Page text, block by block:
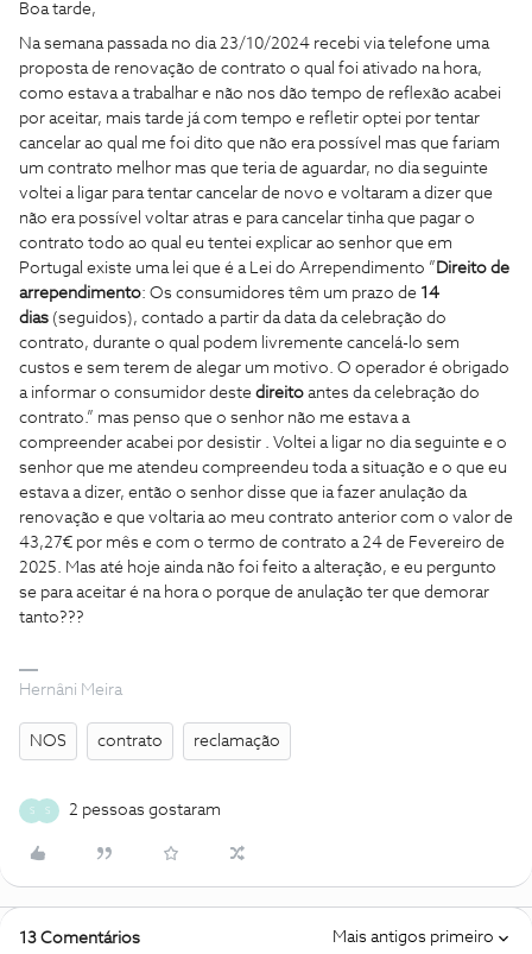
Boa tarde,
Na semana passada no dia 23/10/2024 recebi via telefone uma
proposta de renovação de contrato o qual foi ativado na hora,
como estava a trabalhar e não nos dão tempo de reflexão acabei
por aceitar, mais tarde já com tempo e refletir optei por tentar
cancelar ao qual me foi dito que não era possível mas que fariam
um contrato melhor mas que teria de aguardar, no dia seguinte
voltei a ligar para tentar cancelar de novo e voltaram a dizer que
não era possível voltar atras e para cancelar tinha que pagar o
contrato todo ao qual eu tentei explicar ao senhor que em
Portugal existe uma lei que é a Lei do Arrependimento ” Direito de
arrependimento: Os consumidores têm um prazo de 14
dias (seguidos), contado a partir da data da celebração do
contrato, durante o qual podem livremente cancelá-lo sem
custos e sem terem de alegar um motivo. O operador é obrigado
a informar o consumidor deste direito antes da celebração do
contrato.” mas penso que o senhor não me estava a
compreender acabei por desistir . Voltei a ligar no dia seguinte e o
senhor que me atendeu compreendeu toda a situação e o que eu
estava a dizer, então o senhor disse que ia fazer anulação da
renovação e que voltaria ao meu contrato anterior com o valor de
43,27€ por mês e com o termo de contrato a 24 de Fevereiro de
2025. Mas até hoje ainda não foi feito a alteração, e eu pergunto
se para aceitar é na hora o porque de anulação ter que demorar
tanto???
Hernâni Meira
NOS contrato reclamação
S S 2 pessoas gostaram
13 Comentários Mais antigos primeiro